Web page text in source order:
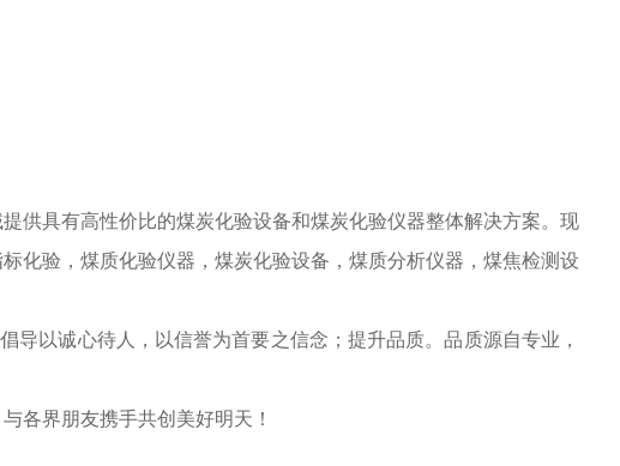
供具有高性价比的煤炭化验设备和煤炭化验仪器整体解决方案。现
化验，煤质化验仪器，煤炭化验设备，煤质分析仪器，煤焦检测设
导以诚心待人，以信誉为首要之信念；提升品质。品质源自专业，
界朋友携手共创美好明天！